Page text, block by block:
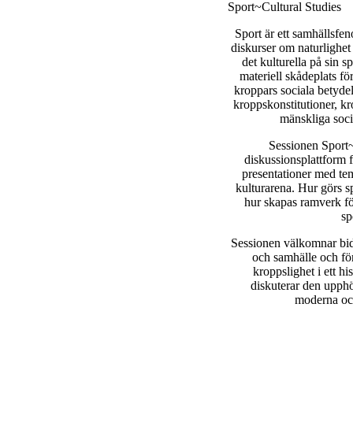
Sport~Cultural Studies
Sport är ett
diskurser om
det kulturella på sin
materiell skådeplats
kroppars sociala
kroppskonstitutioner,
mänskliga
Sessionen
diskussionsplattform
presentationer med
kulturarena. Hur görs
hur skapas ramverk
Sessionen välkomnar
och samhälle och
kroppslighet i ett
diskuterar den
moderna